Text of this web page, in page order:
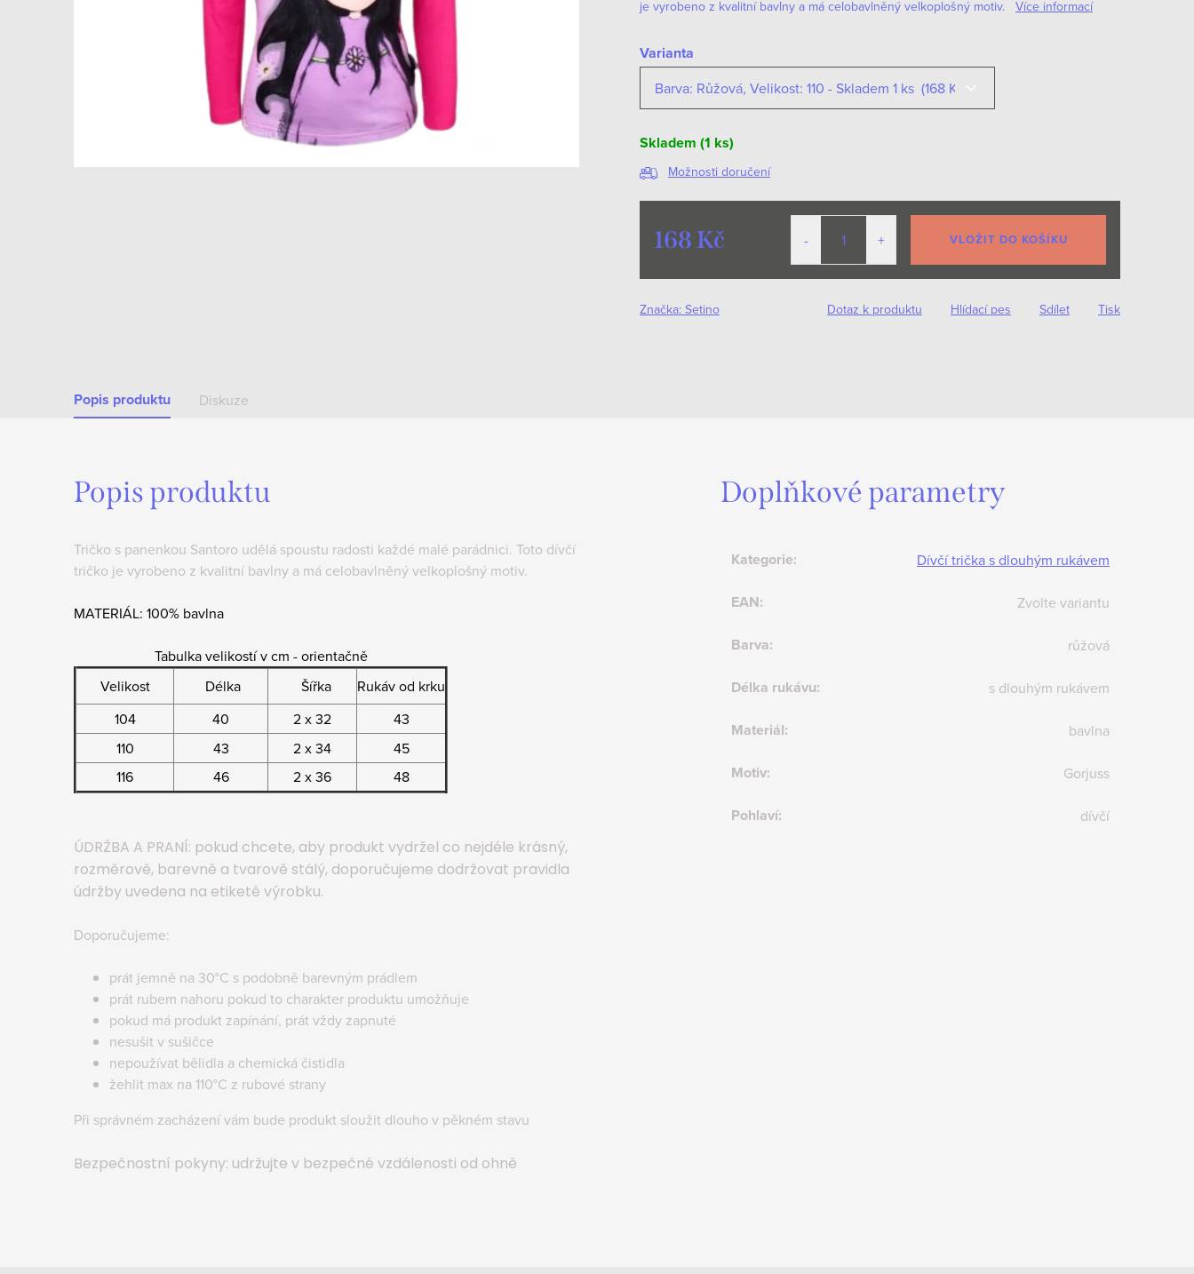
je vyrobeno z kvalitní bavlny a má celobavlněný velkoplošný motiv. Více informací
Varianta
Skladem (1 ks)
Možnosti doručení
168 Kč
cena:
VLOŽIT DO KOŠÍKU
Značka: Setino Tisk
Dotaz k produktu Hlídací pes Sdílet
Popis produktu Diskuze
Popis produktu
Tričko s panenkou Santoro udělá spoustu radosti každé malé parádnici. Toto dívčí
tričko je vyrobeno z kvalitní bavlny a má celobavlněný velkoplošný motiv.
MATERIÁL: 100% bavlna
Tabulka velikostí v cm - orientačně
Velikost
Délka Šířka
Rukáv od krku
104
40 2 x 32
43
110
43 2 x 34
45
116
46 2 x 36 48
ÚDRŽBA A PRANÍ: pokud chcete, aby produkt vydržel co nejdéle krásný,
rozměrově, barevně a tvarově stálý, doporučujeme dodržovat pravidla
údržby uvedena na etiketě výrobku.
Doporučujeme:
prát jemně na 30°C s podobně barevným prádlem
prát rubem nahoru pokud to charakter produktu umožňuje
pokud má produkt zapínání, prát vždy zapnuté
nesušit v sušičce
nepoužívat bělidla a chemická čistidla
žehlit max na 110°C z rubové strany
Při správném zacházení vám bude produkt sloužit dlouho v pěkném stavu
Bezpečnostní pokyny: udržujte v bezpečné vzdálenosti od ohně
Doplňkové parametry
Kategorie: Dívčí trička s dlouhým rukávem
EAN: Zvolte variantu
Barva: růžová
Délka rukávu: s dlouhým rukávem
Materiál: bavlna
Motiv: Gorjuss
Pohlaví: dívčí